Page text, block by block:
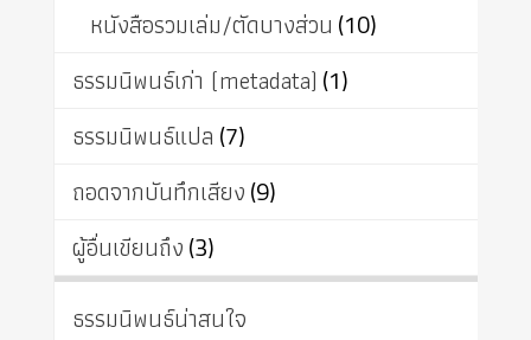
หนังสือรวมเล่ม/ตัดบางส่วน (10)
ธรรมนิพนธ์เก่า (metadata) (1)
ธรรมนิพนธ์แปล (7)
ถอดจากบันทึกเสียง(9)
ผู้อื่นเขียนถึง(3)
ธรรมนิพนธ์น่าสนใจ